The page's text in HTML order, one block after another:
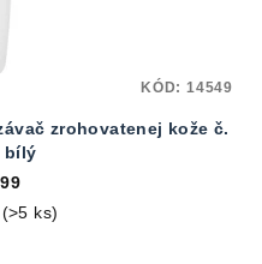
zrohovatenej kože č.
bílý
(>5 ks)
KÓD: 14549